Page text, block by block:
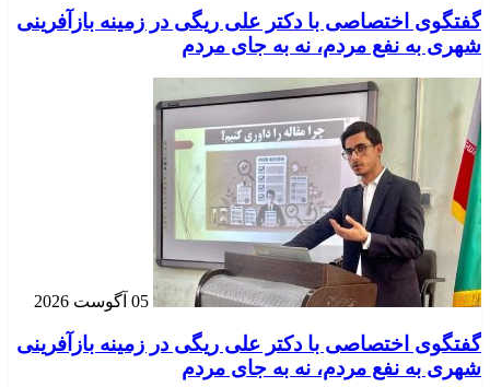
گفتگوی اختصاصی با دکتر علی ریگی در زمینه بازآفرینی
شهری به نفع مردم، نه به جای مردم
05 آگوست 2026
گفتگوی اختصاصی با دکتر علی ریگی در زمینه بازآفرینی
شهری به نفع مردم، نه به جای مردم